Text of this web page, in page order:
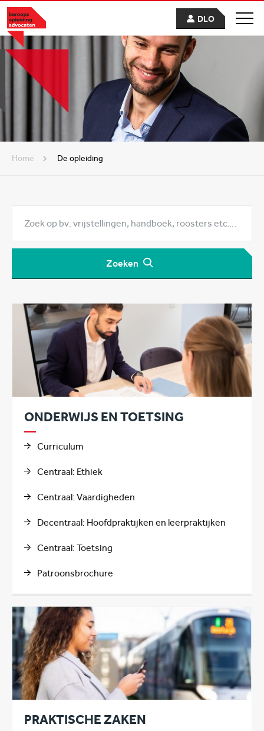
DLO
Home De opleiding
Zoeken
ONDERWIJS EN TOETSING
Curriculum
Centraal: Ethiek
Centraal: Vaardigheden
Decentraal: Hoofdpraktijken en leerpraktijken
Centraal: Toetsing
Patroonsbrochure
PRAKTISCHE ZAKEN